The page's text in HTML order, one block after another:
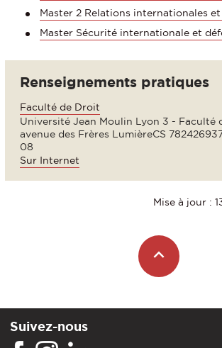
Master 2 Relations internationales
Master Sécurité internationale et
Renseignements pratiques
Faculté de Droit
Université Jean Moulin Lyon 3 - Faculté
avenue des Frères LumièreCS
08
Sur Internet
Mise à jour :
Suivez-nous